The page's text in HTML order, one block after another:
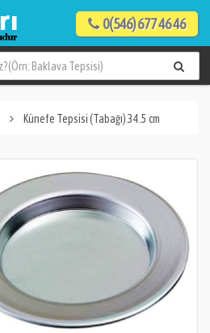
0(546) 677 46 46
Künefe Tepsisi (Tabağı) 34.5 cm